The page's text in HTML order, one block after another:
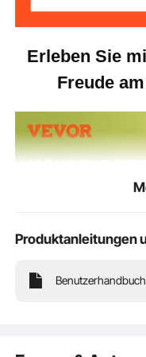
Erleben Sie
Freude
Produktanleitungen